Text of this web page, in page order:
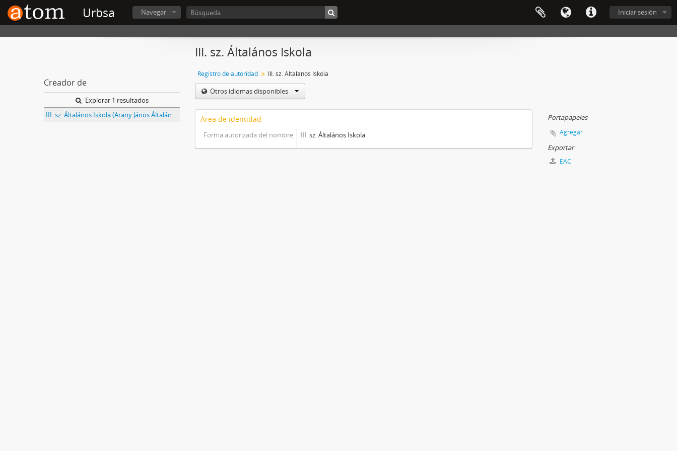
Urbsa Iniciar sesión
Navegar
Creador de
Explorar 1 resultados
III. sz. Általános Iskola (Arany János Általános Iskola/Tatabánya-Újváros)
III. sz. Általános Iskola
Registro de autoridad III. sz. Általános Iskola
Otros idiomas disponibles
Área de identidad
Forma autorizada del nombre III. sz. Általános Iskola
Portapapeles
Agregar
Exportar
EAC